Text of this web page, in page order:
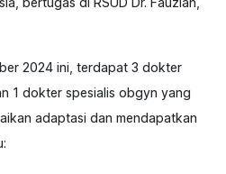
2024 ini, terdapat 3 dokter
1 dokter spesialis obgyn yang
adaptasi dan mendapatkan